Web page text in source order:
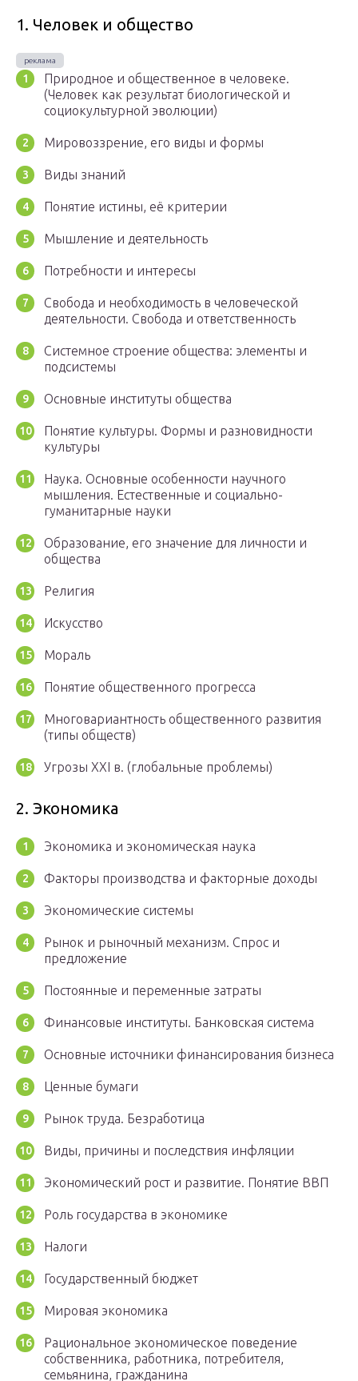
1. Человек и общество
Природное и общественное в человеке.
(Человек как результат биологической и
социокультурной эволюции)
Мировоззрение, его виды и формы
Виды знаний
Понятие истины, её критерии
Мышление и деятельность
Потребности и интересы
Свобода и необходимость в человеческой
деятельности. Свобода и ответственность
Системное строение общества: элементы и
подсистемы
Основные институты общества
Понятие культуры. Формы и разновидности
культуры
Наука. Основные особенности научного
мышления. Естественные и социально-
гуманитарные науки
Образование, его значение для личности и
общества
Религия
Искусство
Мораль
Понятие общественного прогресса
Многовариантность общественного развития
(типы обществ)
Угрозы XXI в. (глобальные проблемы)
2. Экономика
Экономика и экономическая наука
Факторы производства и факторные доходы
Экономические системы
Рынок и рыночный механизм. Спрос и
предложение
Постоянные и переменные затраты
Финансовые институты. Банковская система
Основные источники финансирования бизнеса
Ценные бумаги
Рынок труда. Безработица
Виды, причины и последствия инфляции
Экономический рост и развитие. Понятие ВВП
Роль государства в экономике
Налоги
Государственный бюджет
Мировая экономика
Рациональное экономическое поведение
собственника, работника, потребителя,
семьянина, гражданина